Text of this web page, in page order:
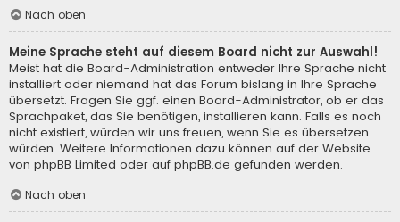
Nach oben
Meine Sprache steht auf diesem Board nicht zur Auswahl!
Meist hat die Board-Administration entweder Ihre Sprache nicht
installiert oder niemand hat das Forum bislang in Ihre Sprache
übersetzt. Fragen Sie ggf. einen Board-Administrator, ob er das
Sprachpaket, das Sie benötigen, installieren kann. Falls es noch
nicht existiert, würden wir uns freuen, wenn Sie es übersetzen
würden. Weitere Informationen dazu können auf der Website
von phpBB Limited oder auf phpBB.de gefunden werden.
Nach oben